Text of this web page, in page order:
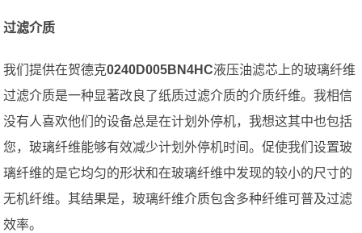
过滤介质
我们提供在贺德克0240D005BN4HC液压油滤芯上的玻璃纤维
过滤介质是一种显著改良了纸质过滤介质的介质纤维。我相信
没有人喜欢他们的设备总是在计划外停机，我想这其中也包括
您，玻璃纤维能够有效减少计划外停机时间。促使我们设置玻
璃纤维的是它均匀的形状和在玻璃纤维中发现的较小的尺寸的
无机纤维。其结果是，玻璃纤维介质包含多种纤维可普及过滤
效率。